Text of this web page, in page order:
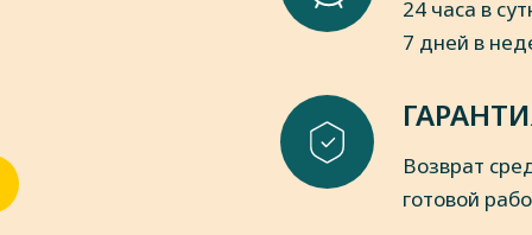
24 часа в
7 дней в
Возврат
готовой